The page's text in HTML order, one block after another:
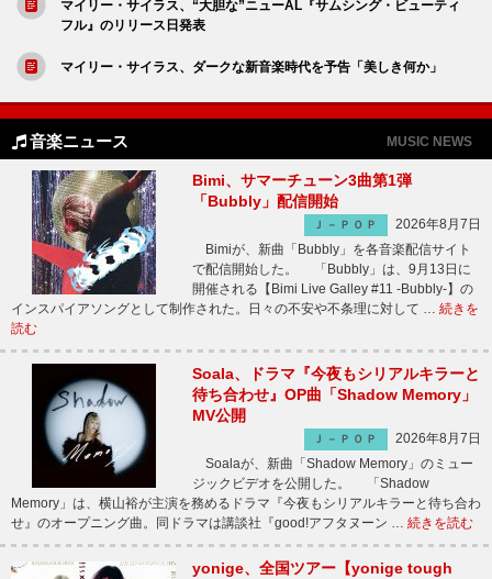
マイリー・サイラス、“大胆な”ニューAL『サムシング・ビューティ
フル』のリリース日発表
マイリー・サイラス、ダークな新音楽時代を予告「美しき何か」
音楽ニュース MUSIC NEWS
Bimi、サマーチューン3曲第1弾
「Bubbly」配信開始
Ｊ－ＰＯＰ
2026年8月7日
Bimiが、新曲「Bubbly」を各音楽配信サイト
で配信開始した。 「Bubbly」は、9月13日に
開催される【Bimi Live Galley #11 -Bubbly-】の
インスパイアソングとして制作された。日々の不安や不条理に対して … 続きを
読む
Soala、ドラマ『今夜もシリアルキラーと
待ち合わせ』OP曲「Shadow Memory」
MV公開
Ｊ－ＰＯＰ
2026年8月7日
Soalaが、新曲「Shadow Memory」のミュー
ジックビデオを公開した。 「Shadow
Memory」は、横山裕が主演を務めるドラマ『今夜もシリアルキラーと待ち合わ
せ』のオープニング曲。同ドラマは講談社『good!アフタヌーン … 続きを読む
yonige、全国ツアー【yonige tough